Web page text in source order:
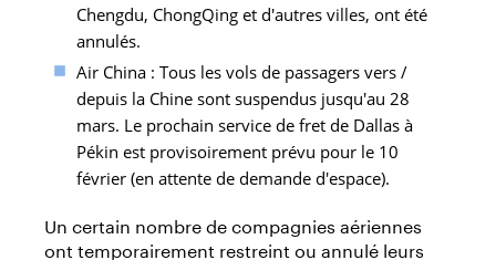
Chengdu, ChongQing et d'autres villes, ont été
annulés.
Air China : Tous les vols de passagers vers /
depuis la Chine sont suspendus jusqu'au 28
mars. Le prochain service de fret de Dallas à
Pékin est provisoirement prévu pour le 10
février (en attente de demande d'espace).
Un certain nombre de compagnies aériennes
ont temporairement restreint ou annulé leurs